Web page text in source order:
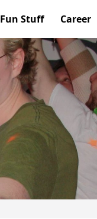
Fun Stuff Career